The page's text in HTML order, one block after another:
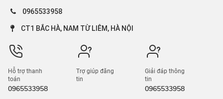
0965533958
CT1 BẮC HÀ, NAM TỪ LIÊM, HÀ NỘI
Hỗ trợ thanh
toán
0965533958
Trợ giúp đăng
tin
Giải đáp thông
tin
0965533958